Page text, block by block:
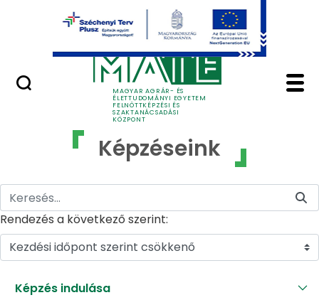
Ugrás a fő tartalomhoz
MAGYAR AGRÁR- ÉS
ÉLETTUDOMÁNYI EGYETEM
FELNŐTTKÉPZÉSI ÉS
SZAKTANÁCSADÁSI
KÖZPONT
Képzéseink - MATE
Képzéseink
Rendezés a következő szerint:
Kezdési időpont szerint csökkenő
Képzés indulása